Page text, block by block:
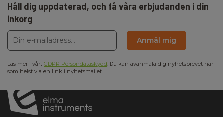
Håll dig uppdaterad, och få våra erbjudanden i din
inkorg
Anmäl mig
Läs mer i vårt GDPR Persondataskydd . Du kan avanmäla dig nyhetsbrevet när
som helst via en link i nyhetsmailet.